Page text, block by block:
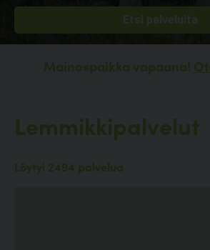
Mainospaikka vapaana!
Lemmikkipalvelut
Löytyi 2494 palvelua